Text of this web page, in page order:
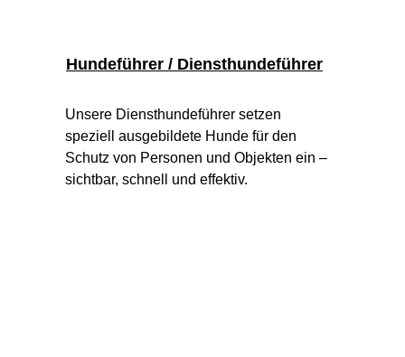
Hundeführer / Diensthundeführer
Unsere Diensthundeführer setzen
speziell ausgebildete Hunde für den
Schutz von Personen und Objekten ein –
sichtbar, schnell und effektiv.